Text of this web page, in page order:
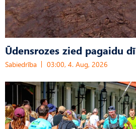
Ūdensrozes zied pagaidu
Sabiedrība 03:00, 4. Aug, 2026